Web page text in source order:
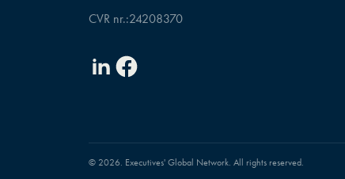
CVR nr.:24208370
LinkedinFacebook
© 2026. Executives' Global Network. All rights reserved.